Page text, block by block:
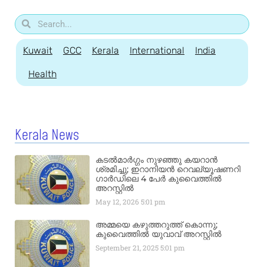
Kuwait GCC Kerala International India
Health
Kerala News
കടൽമാർഗ്ഗം നുഴഞ്ഞു കയറാൻ
ശ്രമിച്ചു; ഇറാനിയൻ റെവല്യൂഷണറി
ഗാർഡിലെ 4 പേർ കുവൈത്തിൽ
അറസ്റ്റിൽ
May 12, 20265:01 pm
അമ്മയെ കഴുത്തറുത്ത് കൊന്നു;
കുവൈത്തിൽ യുവാവ് അറസ്റ്റിൽ
September 21, 20255:01 pm